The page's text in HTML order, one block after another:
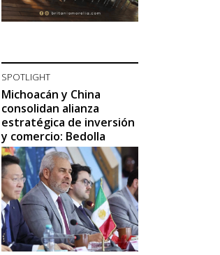
SPOTLIGHT
Michoacán y China
consolidan alianza
estratégica de inversión
y comercio: Bedolla